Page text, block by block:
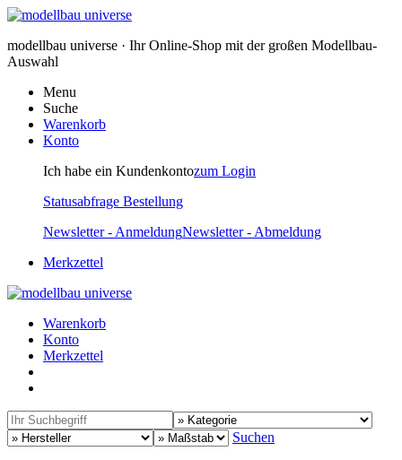
modellbau universe · Ihr Online-Shop mit der großen Modellbau-
Auswahl
Menu
Suche
Warenkorb
Konto
Ich habe ein Kundenkontozum Login
Statusabfrage Bestellung
Newsletter - AnmeldungNewsletter - Abmeldung
Merkzettel
Warenkorb
Konto
Merkzettel
Suchen